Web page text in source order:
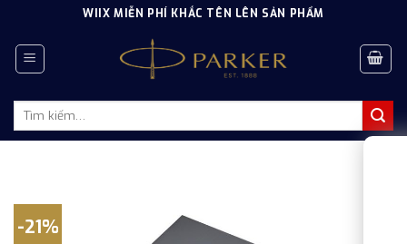
content
WIIX MIỄN PHÍ KHẮC TÊN LÊN SẢN PHẨM
Tìm
-21%